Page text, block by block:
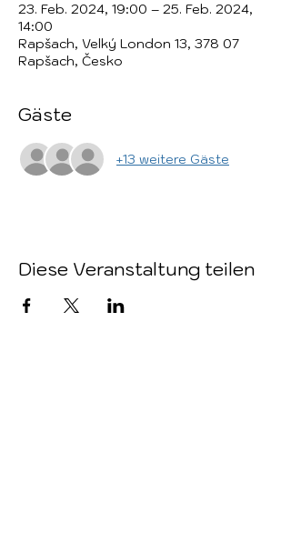
23. Feb. 2024, 19:00 – 25. Feb. 2024,
14:00
Rapšach, Velký London 13, 378 07
Rapšach, Česko
Gäste
+13 weitere Gäste
Diese Veranstaltung teilen